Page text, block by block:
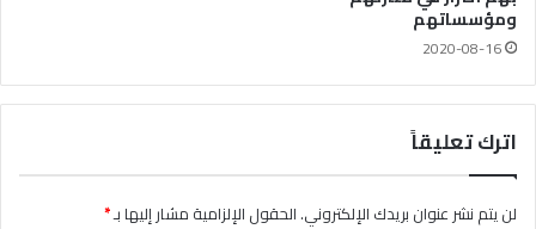
ومؤسساتهم
2020-08-16
اترك تعليقاً
لن يتم نشر عنوان بريدك الإلكتروني.الحقول الإلزامية مشار إليها بـ*